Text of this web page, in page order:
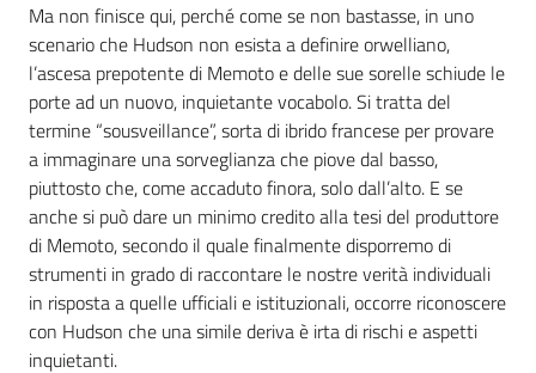
Ma non finisce qui, perché come se non bastasse, in uno
scenario che Hudson non esista a definire orwelliano,
l’ascesa prepotente di Memoto e delle sue sorelle schiude le
porte ad un nuovo, inquietante vocabolo. Si tratta del
termine “sousveillance”, sorta di ibrido francese per provare
a immaginare una sorveglianza che piove dal basso,
piuttosto che, come accaduto finora, solo dall’alto. E se
anche si può dare un minimo credito alla tesi del produttore
di Memoto, secondo il quale finalmente disporremo di
strumenti in grado di raccontare le nostre verità individuali
in risposta a quelle ufficiali e istituzionali, occorre riconoscere
con Hudson che una simile deriva è irta di rischi e aspetti
inquietanti.